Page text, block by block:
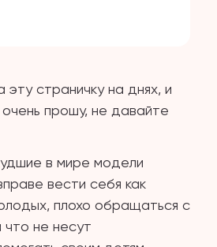
страничку на днях, и
прошу, не давайте
в мире модели
вести себя как
плохо обращаться с
что не несут